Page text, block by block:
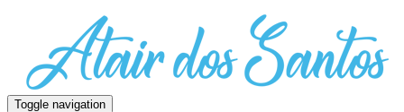
Toggle navigation